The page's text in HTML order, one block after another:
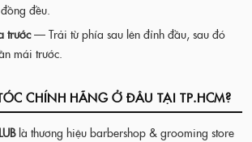
đều.
trước— Trải từ phía sau lên đỉnh đầu, sau đó
mái trước.
CHÍNH HÃNG Ở ĐÂU TẠI TP.HCM?
là thương hiệu barbershop & grooming store